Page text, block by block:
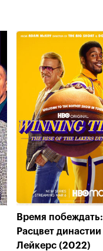
Время побеждать:
Расцвет династии
Лейкерс (2022)